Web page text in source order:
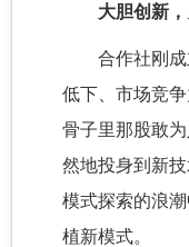
大胆创新
合作社刚
低下、市场竞
骨子里那股敢
然地投身到新
模式探索的浪
植新模式。